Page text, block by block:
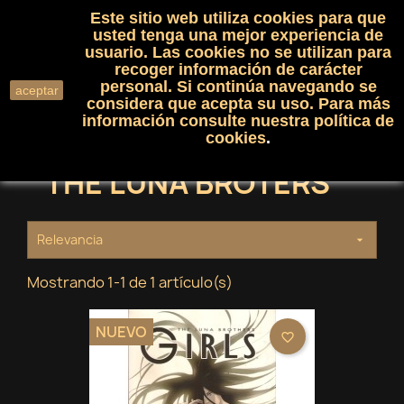
shopping_cart(0)

search
THE LUNA BROTERS
Relevancia 
Mostrando 1-1 de 1 artículo(s)
NUEVO favorite_border
aceptar
Este sitio web utiliza cookies para que
usted tenga una mejor experiencia de
usuario. Las cookies no se utilizan para
recoger información de carácter
personal. Si continúa navegando se
considera que acepta su uso. Para más
información consulte nuestra política de
cookies.